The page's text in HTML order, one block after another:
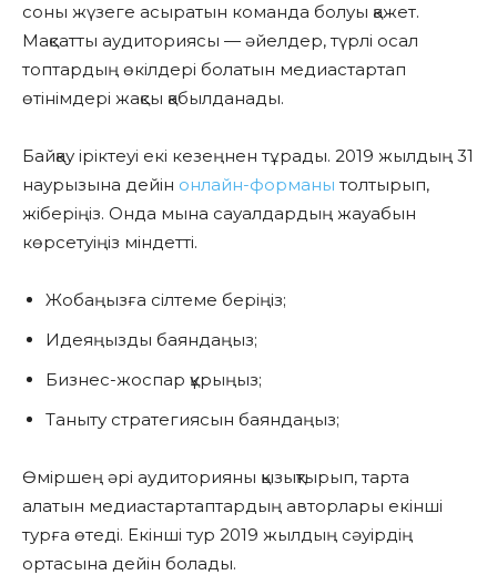
соны жүзеге асыратын команда болуы қажет.
Мақсатты аудиториясы — әйелдер, түрлі осал
топтардың өкілдері болатын медиастартап
өтінімдері жақсы қабылданады.
Байқау іріктеуі екі кезеңнен тұрады. 2019 жылдың 31
наурызына дейін онлайн-форманы толтырып,
жіберіңіз. Онда мына сауалдардың жауабын
көрсетуіңіз міндетті.
Жобаңызға сілтеме беріңіз;
Идеяңызды баяндаңыз;
Бизнес-жоспар құрыңыз;
Таныту стратегиясын баяндаңыз;
Өміршең әрі аудиторияны қызықтырып, тарта
алатын медиастартаптардың авторлары екінші
турға өтеді. Екінші тур 2019 жылдың сәуірдің
ортасына дейін болады.